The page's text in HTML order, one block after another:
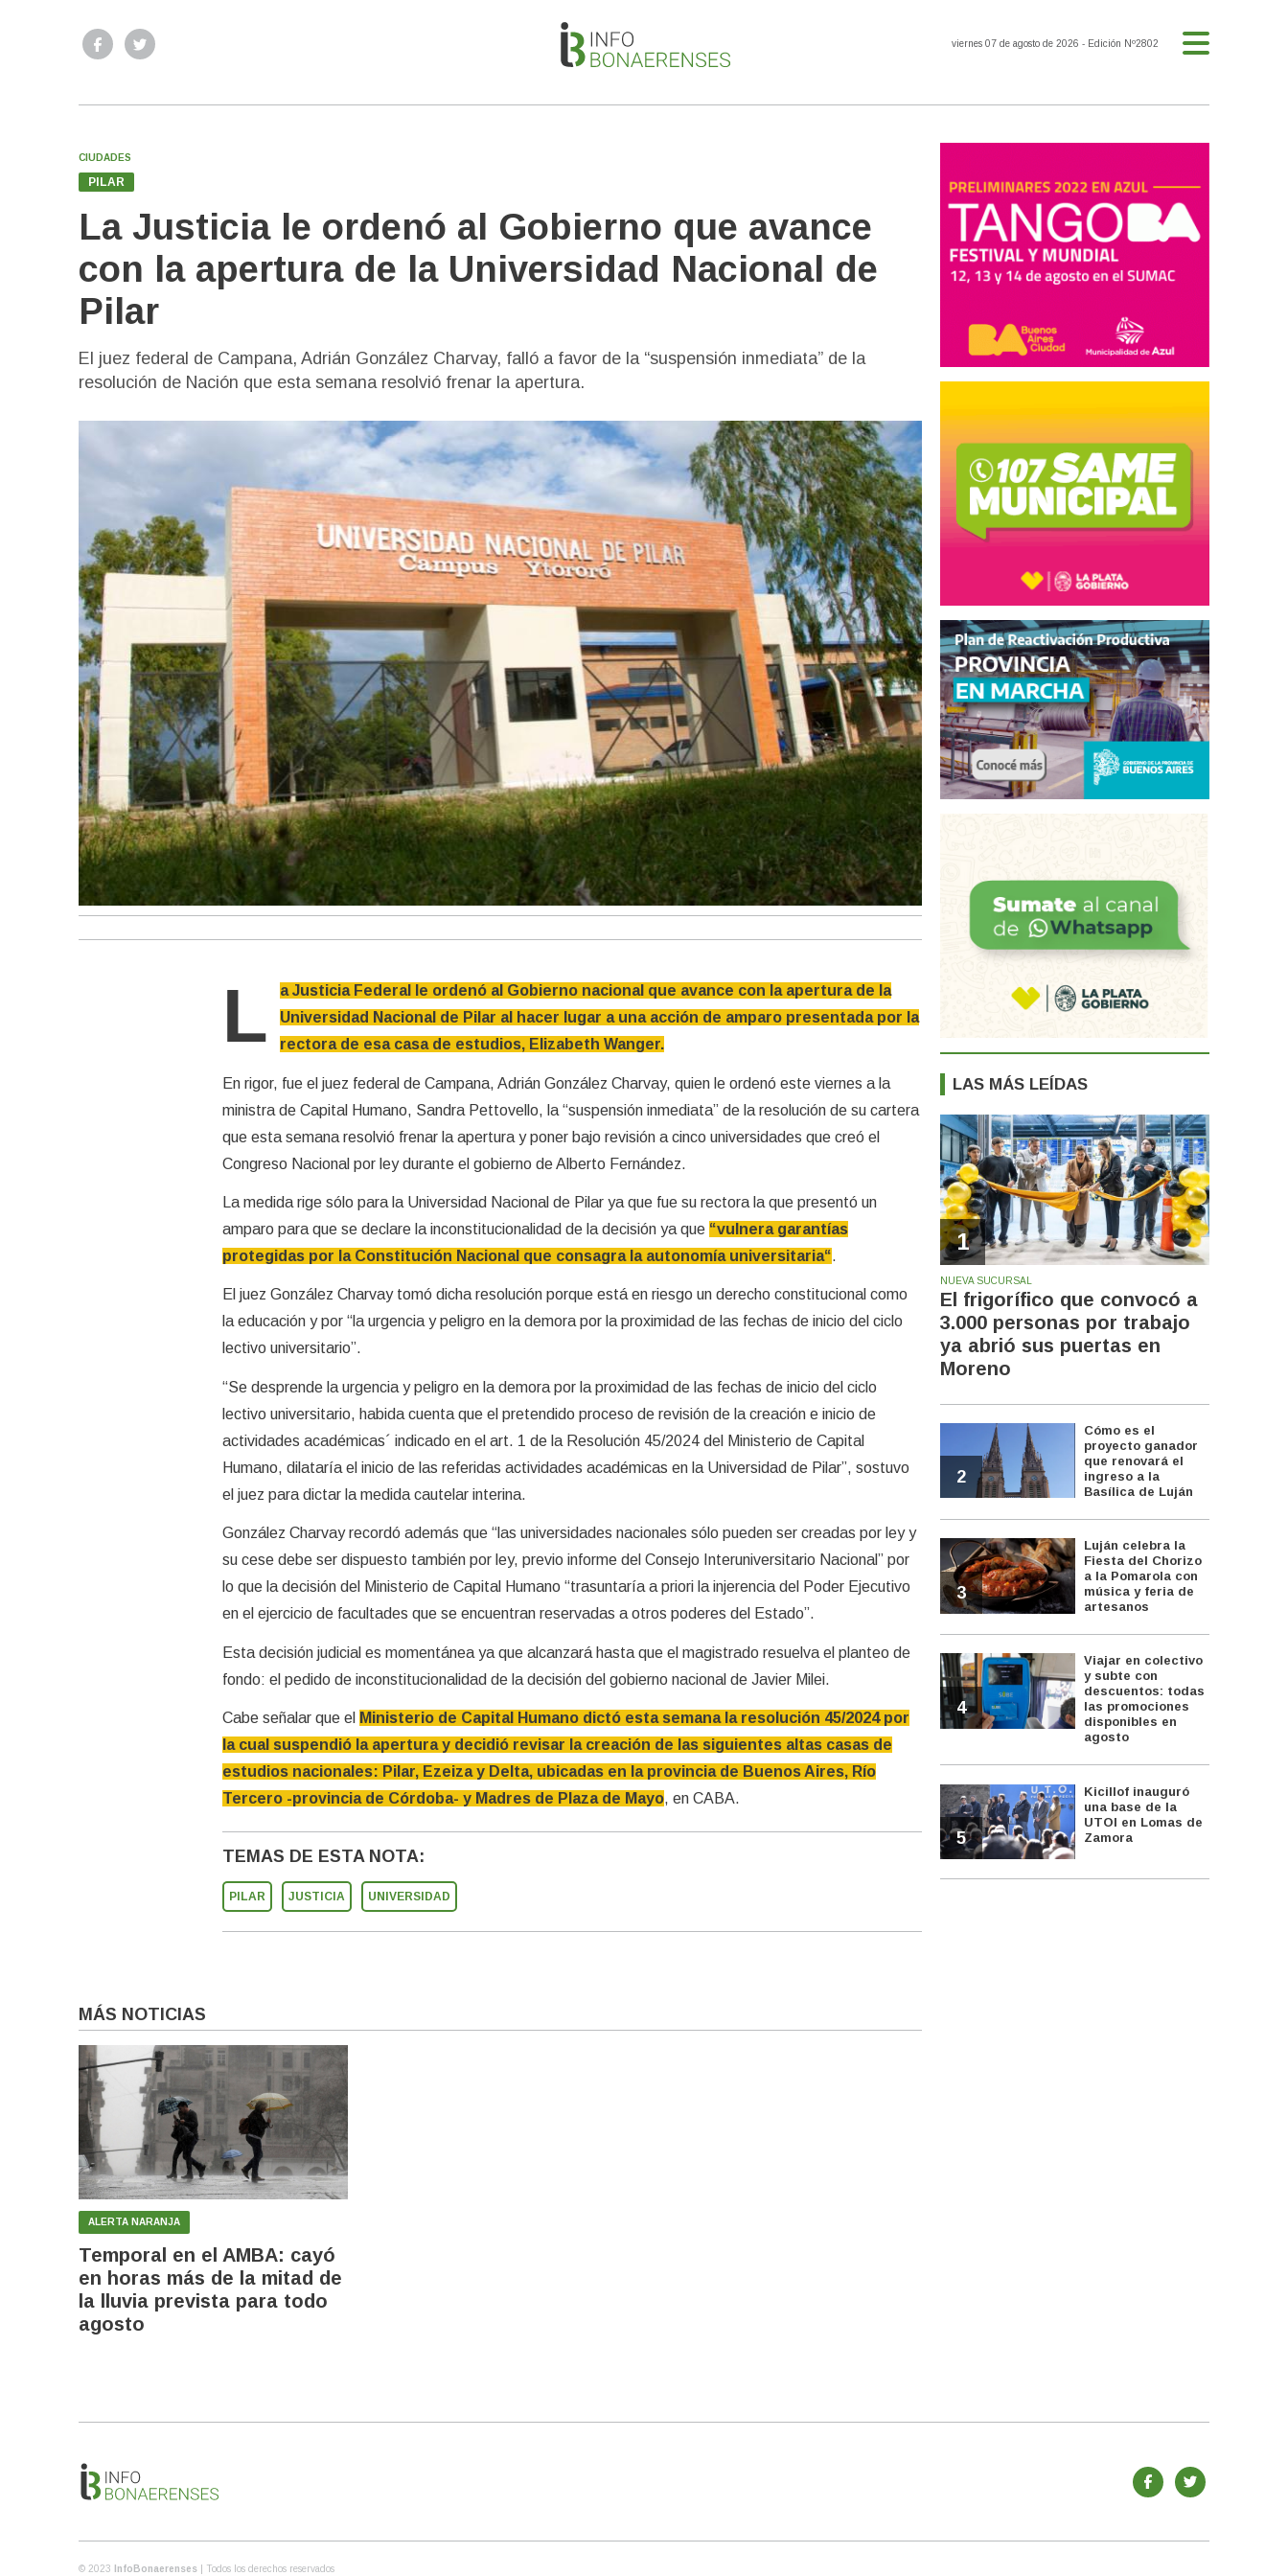
viernes 07 de agosto de 2026 - Edición Nº2802
CIUDADES
PILAR
La Justicia le ordenó al Gobierno que avance
con la apertura de la Universidad Nacional de
Pilar
El juez federal de Campana, Adrián González Charvay, falló a favor de la “suspensión inmediata” de la
resolución de Nación que esta semana resolvió frenar la apertura.
L
a Justicia Federal le ordenó al Gobierno nacional que avance con la apertura de la
Universidad Nacional de Pilar al hacer lugar a una acción de amparo presentada por la
rectora de esa casa de estudios, Elizabeth Wanger.
En rigor, fue el juez federal de Campana, Adrián González Charvay, quien le ordenó este viernes a la
ministra de Capital Humano, Sandra Pettovello, la “suspensión inmediata” de la resolución de su cartera
que esta semana resolvió frenar la apertura y poner bajo revisión a cinco universidades que creó el
Congreso Nacional por ley durante el gobierno de Alberto Fernández.
La medida rige sólo para la Universidad Nacional de Pilar ya que fue su rectora la que presentó un
amparo para que se declare la inconstitucionalidad de la decisión ya que “vulnera garantías
protegidas por la Constitución Nacional que consagra la autonomía universitaria“.
El juez González Charvay tomó dicha resolución porque está en riesgo un derecho constitucional como
la educación y por “la urgencia y peligro en la demora por la proximidad de las fechas de inicio del ciclo
lectivo universitario”.
“Se desprende la urgencia y peligro en la demora por la proximidad de las fechas de inicio del ciclo
lectivo universitario, habida cuenta que el pretendido proceso de revisión de la creación e inicio de
actividades académicas´ indicado en el art. 1 de la Resolución 45/2024 del Ministerio de Capital
Humano, dilataría el inicio de las referidas actividades académicas en la Universidad de Pilar”, sostuvo
el juez para dictar la medida cautelar interina.
González Charvay recordó además que “las universidades nacionales sólo pueden ser creadas por ley y
su cese debe ser dispuesto también por ley, previo informe del Consejo Interuniversitario Nacional” por
lo que la decisión del Ministerio de Capital Humano “trasuntaría a priori la injerencia del Poder Ejecutivo
en el ejercicio de facultades que se encuentran reservadas a otros poderes del Estado”.
Esta decisión judicial es momentánea ya que alcanzará hasta que el magistrado resuelva el planteo de
fondo: el pedido de inconstitucionalidad de la decisión del gobierno nacional de Javier Milei.
Cabe señalar que el Ministerio de Capital Humano dictó esta semana la resolución 45/2024 por
la cual suspendió la apertura y decidió revisar la creación de las siguientes altas casas de
estudios nacionales: Pilar, Ezeiza y Delta, ubicadas en la provincia de Buenos Aires, Río
Tercero -provincia de Córdoba- y Madres de Plaza de Mayo, en CABA.
TEMAS DE ESTA NOTA:
PILAR JUSTICIA UNIVERSIDAD
MÁS NOTICIAS
ALERTA NARANJA
Temporal en el AMBA: cayó
en horas más de la mitad de
la lluvia prevista para todo
agosto
LAS MÁS LEÍDAS
1
NUEVA SUCURSAL
El frigorífico que convocó a
3.000 personas por trabajo
ya abrió sus puertas en
Moreno
2
Cómo es el
proyecto ganador
que renovará el
ingreso a la
Basílica de Luján
3
Luján celebra la
Fiesta del Chorizo
a la Pomarola con
música y feria de
artesanos
4
Viajar en colectivo
y subte con
descuentos: todas
las promociones
disponibles en
agosto
5
Kicillof inauguró
una base de la
UTOI en Lomas de
Zamora
© 2023 InfoBonaerenses | Todos los derechos reservados